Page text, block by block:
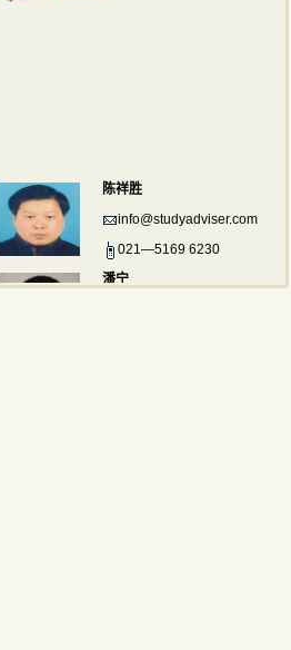
陈祥胜
info@studyadviser.com
021—5169 6230
潘宁